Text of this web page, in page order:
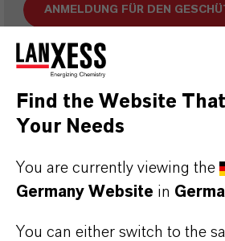
ANMELDUNG FÜR DEN
DARUMLANXESS!
Als führendes
wir weit mehr als nur
Find the Website
Your Needs
You are currently viewing the
Germany Website in
You can either switch to the